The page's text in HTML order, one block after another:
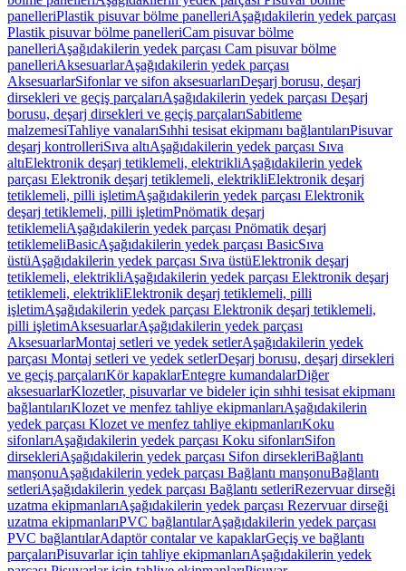
panelleriPlastik pisuvar bölme panelleriAşağıdakilerin yedek parçası
Plastik pisuvar bölme panelleriCam pisuvar bölme
panelleriAşağıdakilerin yedek parçası Cam pisuvar bölme
panelleriAksesuarlarAşağıdakilerin yedek parçası
AksesuarlarSifonlar ve sifon aksesuarlarıDeşarj borusu, deşarj
dirsekleri ve geçiş parçalarıAşağıdakilerin yedek parçası Deşarj
borusu, deşarj dirsekleri ve geçiş parçalarıSabitleme
malzemesiTahliye vanalarıSıhhi tesisat ekipmanı bağlantılarıPisuvar
deşarj kontrolleriSıva altıAşağıdakilerin yedek parçası Sıva
altıElektronik deşarj tetiklemeli, elektrikliAşağıdakilerin yedek
parçası Elektronik deşarj tetiklemeli, elektrikliElektronik deşarj
tetiklemeli, pilli işletimAşağıdakilerin yedek parçası Elektronik
deşarj tetiklemeli, pilli işletimPnömatik deşarj
tetiklemeliAşağıdakilerin yedek parçası Pnömatik deşarj
tetiklemeliBasicAşağıdakilerin yedek parçası BasicSıva
üstüAşağıdakilerin yedek parçası Sıva üstüElektronik deşarj
tetiklemeli, elektrikliAşağıdakilerin yedek parçası Elektronik deşarj
tetiklemeli, elektrikliElektronik deşarj tetiklemeli, pilli
işletimAşağıdakilerin yedek parçası Elektronik deşarj tetiklemeli,
pilli işletimAksesuarlarAşağıdakilerin yedek parçası
AksesuarlarMontaj setleri ve yedek setlerAşağıdakilerin yedek
parçası Montaj setleri ve yedek setlerDeşarj borusu, deşarj dirsekleri
ve geçiş parçalarıKör kapaklarEntegre kumandalarDiğer
aksesuarlarKlozetler, pisuvarlar ve bideler için sıhhi tesisat ekipmanı
bağlantılarıKlozet ve menfez tahliye ekipmanlarıAşağıdakilerin
yedek parçası Klozet ve menfez tahliye ekipmanlarıKoku
sifonlarıAşağıdakilerin yedek parçası Koku sifonlarıSifon
dirsekleriAşağıdakilerin yedek parçası Sifon dirsekleriBağlantı
manşonuAşağıdakilerin yedek parçası Bağlantı manşonuBağlantı
setleriAşağıdakilerin yedek parçası Bağlantı setleriRezervuar dirseği
uzatma ekipmanlarıAşağıdakilerin yedek parçası Rezervuar dirseği
uzatma ekipmanlarıPVC bağlantılarAşağıdakilerin yedek parçası
PVC bağlantılarAdaptör contalar ve kapaklarGeçiş ve bağlantı
parçalarıPisuvarlar için tahliye ekipmanlarıAşağıdakilerin yedek